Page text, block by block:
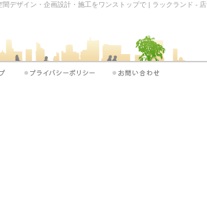
間デザイン・企画設計・施工をワンストップで | ラックランド -